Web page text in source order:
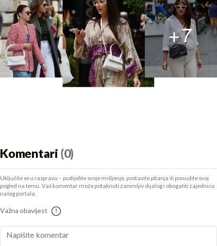
+7
Komentari (0)
Uključite se u raspravu – podijelite svoje mišljenje, postavite pitanja ili ponudite svoj
pogled na temu. Vaš komentar može potaknuti zanimljiv dijalog i obogatiti zajednicu
našeg portala.
Važna obavijest !